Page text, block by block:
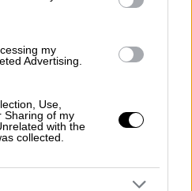
my
Advertising.
Use,
Sharing of my
with the
collected.
υποβάλλομαι σε
μου έκανε ξαφνικά
Με πλησίασε να μου
τα παιδιά μου
πολλούς πόνους και